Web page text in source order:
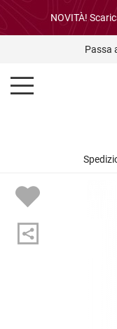
NOVITÀ!
Passa